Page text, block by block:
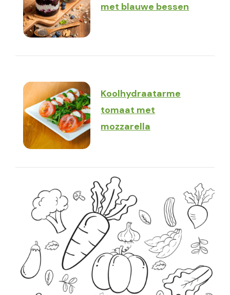
met blauwe bessen
Koolhydraatarme
tomaat met
mozzarella